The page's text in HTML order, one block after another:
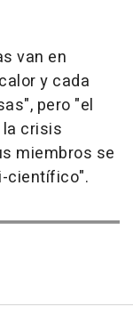
van en
y cada
pero "el
crisis
miembros se
científico".